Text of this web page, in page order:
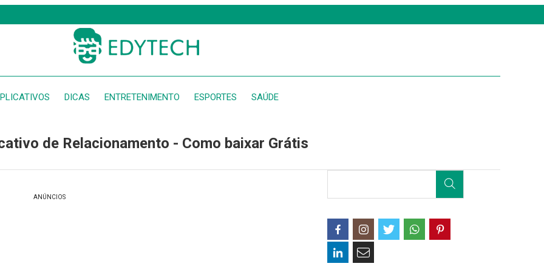
DICAS ENTRETENIMENTO ESPORTES SAÚDE
de Relacionamento - Como baixar Grátis
ANÚNCIOS